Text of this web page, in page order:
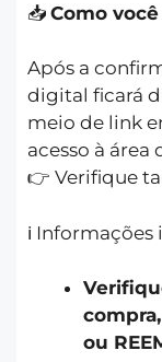
📥 Como
Após a
digital ficará
meio de link
acesso à área
👉 Verifique
ℹ️
ou